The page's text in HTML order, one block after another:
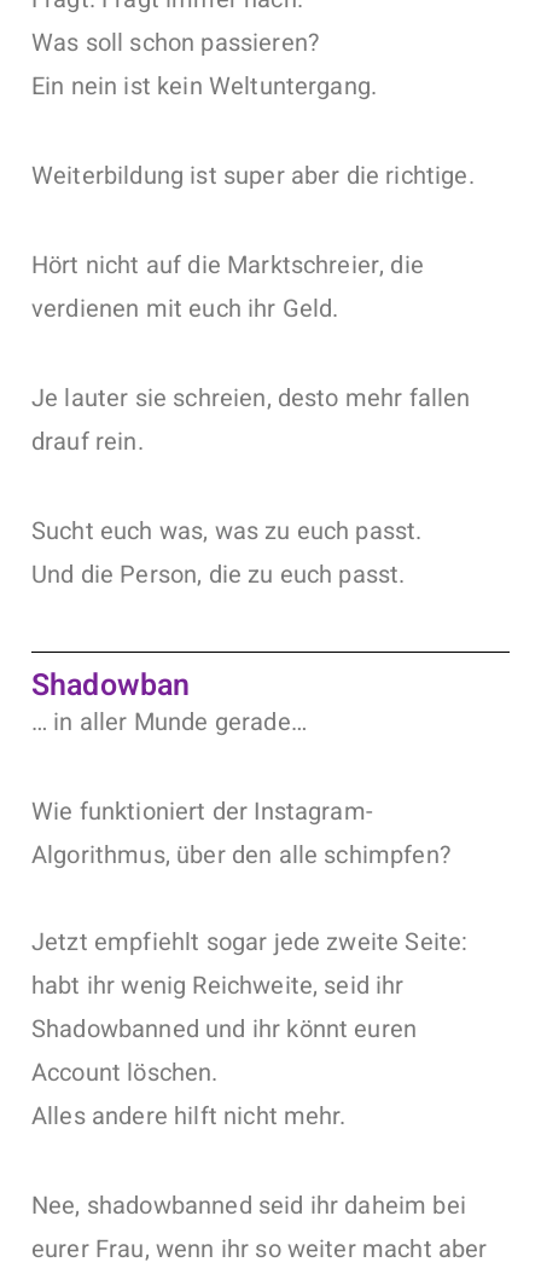
Was soll schon passieren?
Ein nein ist kein Weltuntergang.
Weiterbildung ist super aber die richtige.
Hört nicht auf die Marktschreier, die
verdienen mit euch ihr Geld.
Je lauter sie schreien, desto mehr fallen
drauf rein.
Sucht euch was, was zu euch passt.
Und die Person, die zu euch passt.
Shadowban
… in aller Munde gerade…
Wie funktioniert der Instagram-
Algorithmus, über den alle schimpfen?
Jetzt empfiehlt sogar jede zweite Seite:
habt ihr wenig Reichweite, seid ihr
Shadowbanned und ihr könnt euren
Account löschen.
Alles andere hilft nicht mehr.
Nee, shadowbanned seid ihr daheim bei
eurer Frau, wenn ihr so weiter macht aber